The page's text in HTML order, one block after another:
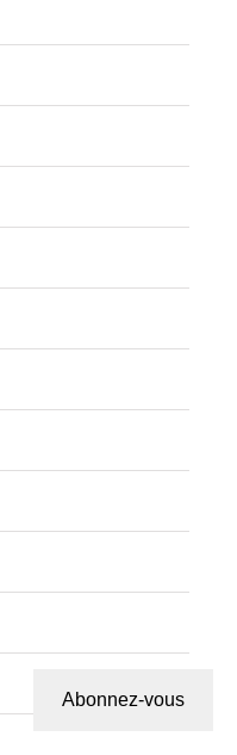
Abonnez-vous